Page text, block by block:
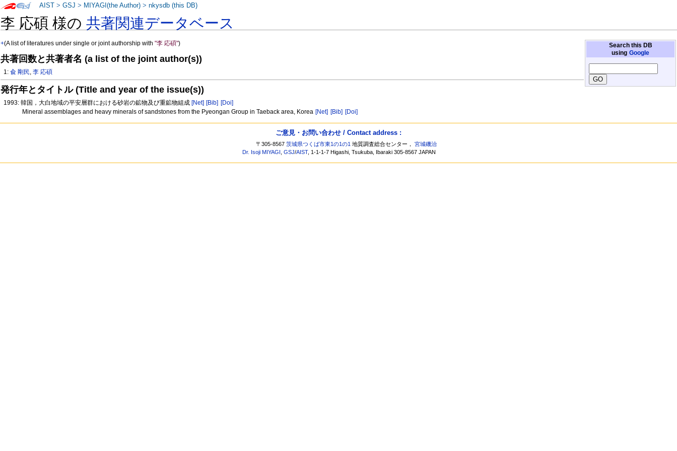
李 応碩 様の共著関連データベース
Search this DB
using Google
+(A list of literatures under single or joint authorship with"李 応碩")
共著回数と共著者名 (a list of the joint author(s))
1:兪 剛民,李 応碩
発行年とタイトル (Title and year of the issue(s))
1993: 韓国，大白地域の平安層群における砂岩の鉱物及び重鉱物組成 [Net] [Bib] [Doi]
Mineral assemblages and heavy minerals of sandstones from the Pyeongan Group in Taeback area, Korea [Net] [Bib] [Doi]
AIST >GSJ > MIYAGI(the Author) >nkysdb (this DB)
ご意見・お問い合わせ / Contact address :
〒305-8567茨城県つくば市東1の1の1 地質調査総合センター，宮城磯治
Dr. Isoji MIYAGI ,GSJ/AIST, 1-1-1-7 Higashi, Tsukuba, Ibaraki 305-8567 JAPAN